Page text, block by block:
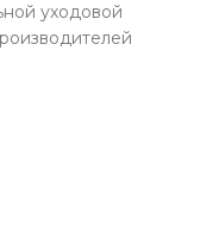
уходовой